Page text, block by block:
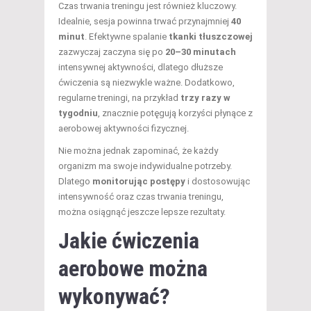
Czas trwania treningu jest również kluczowy.
Idealnie, sesja powinna trwać przynajmniej 40
minut. Efektywne spalanie tkanki tłuszczowej
zazwyczaj zaczyna się po 20–30 minutach
intensywnej aktywności, dlatego dłuższe
ćwiczenia są niezwykle ważne. Dodatkowo,
regularne treningi, na przykład trzy razy w
tygodniu, znacznie potęgują korzyści płynące z
aerobowej aktywności fizycznej.
Nie można jednak zapominać, że każdy
organizm ma swoje indywidualne potrzeby.
Dlatego monitorując postępy i dostosowując
intensywność oraz czas trwania treningu,
można osiągnąć jeszcze lepsze rezultaty.
Jakie ćwiczenia
aerobowe można
wykonywać?